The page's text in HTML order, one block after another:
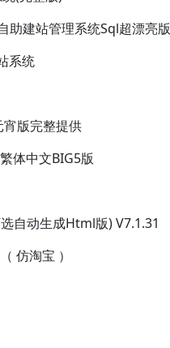
助建站管理系统Sql超漂亮版
系统
版完整提供
体中文BIG5版
自动生成Html版) V7.1.31
仿淘宝 ）